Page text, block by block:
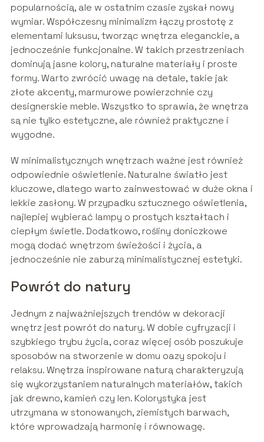
popularnością, ale w ostatnim czasie zyskał nowy
wymiar. Współczesny minimalizm łączy prostotę z
elementami luksusu, tworząc wnętrza eleganckie, a
jednocześnie funkcjonalne. W takich przestrzeniach
dominują jasne kolory, naturalne materiały i proste
formy. Warto zwrócić uwagę na detale, takie jak
złote akcenty, marmurowe powierzchnie czy
designerskie meble. Wszystko to sprawia, że wnętrza
są nie tylko estetyczne, ale również praktyczne i
wygodne.
W minimalistycznych wnętrzach ważne jest również
odpowiednie oświetlenie. Naturalne światło jest
kluczowe, dlatego warto zainwestować w duże okna i
lekkie zasłony. W przypadku sztucznego oświetlenia,
najlepiej wybierać lampy o prostych kształtach i
ciepłym świetle. Dodatkowo, rośliny doniczkowe
mogą dodać wnętrzom świeżości i życia, a
jednocześnie nie zaburzą minimalistycznej estetyki.
Powrót do natury
Jednym z najważniejszych trendów w dekoracji
wnętrz jest powrót do natury. W dobie cyfryzacji i
szybkiego trybu życia, coraz więcej osób poszukuje
sposobów na stworzenie w domu oazy spokoju i
relaksu. Wnętrza inspirowane naturą charakteryzują
się wykorzystaniem naturalnych materiałów, takich
jak drewno, kamień czy len. Kolorystyka jest
utrzymana w stonowanych, ziemistych barwach,
które wprowadzają harmonię i równowagę.